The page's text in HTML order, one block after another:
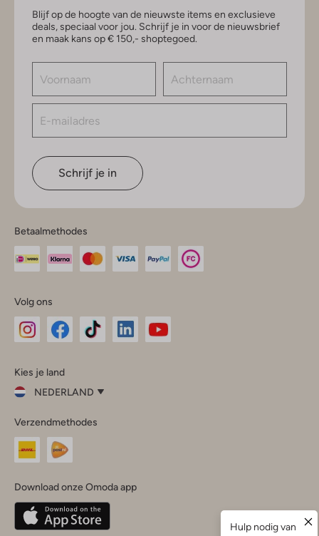
Blijf op de hoogte van de nieuwste items en exclusieve
deals, speciaal voor jou. Schrijf je in voor de nieuwsbrief
en maak kans op € 150,- shoptegoed.
Schrijf je in
Betaalmethodes
Volg ons
InstagramFacebook
Kies je land
NEDERLAND
je
land
Nederland
Belgique(Français)
Deutschland
Verzendmethodes
Download onze Omoda app